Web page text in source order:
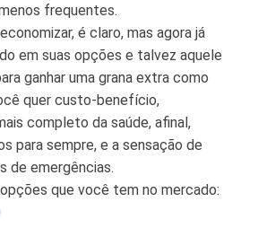
frequentes.
é claro, mas agora já
em suas opções e talvez aquele
ganhar uma grana extra como
quer custo-benefício,
completo da saúde, afinal,
para sempre, e a sensação de
de emergências.
que você tem no mercado: